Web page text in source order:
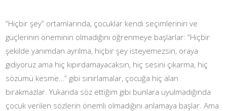
“Hiçbir şey” ortamlarında, çocuklar kendi seçimlerinin ve
güçlerinin öneminin olmadığını öğrenmeye başlarlar: “Hiçbir
şekilde yanımdan ayrılma, hiçbir şey isteyemezsin, oraya
gidiyoruz ama hiç kıpırdamayacaksın, hiç sesini çıkarma, hiç
sözümü kesme…” gibi sınırlamalar, çocuğa hiç alan
bırakmazlar. Yukarıda söz ettiğim gibi bunlara uyulmadığında
çocuk verilen sözlerin önemli olmadığını anlamaya başlar. Ama